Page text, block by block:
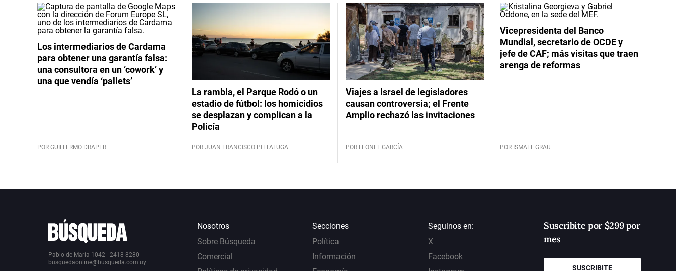
Los intermediarios de Cardama
para obtener una garantía falsa:
una consultora en un ‘cowork’ y
una que vendía ‘pallets’
POR GUILLERMO DRAPER
La rambla, el Parque Rodó o un
estadio de fútbol: los homicidios
se desplazan y complican a la
Policía
POR JUAN FRANCISCO PITTALUGA
Viajes a Israel de legisladores
causan controversia; el Frente
Amplio rechazó las invitaciones
POR LEONEL GARCÍA
Vicepresidenta del Banco
Mundial, secretario de OCDE y
jefe de CAF; más visitas que traen
arenga de reformas
POR ISMAEL GRAU
Pablo de María 1042 - 2418 8280
busquedaonline@busqueda.com.uy
Nosotros
Sobre Búsqueda
Comercial
Secciones
Política
Información
Seguinos en:
X
Facebook
Suscribite por $299 por
mes
SUSCRIBITE